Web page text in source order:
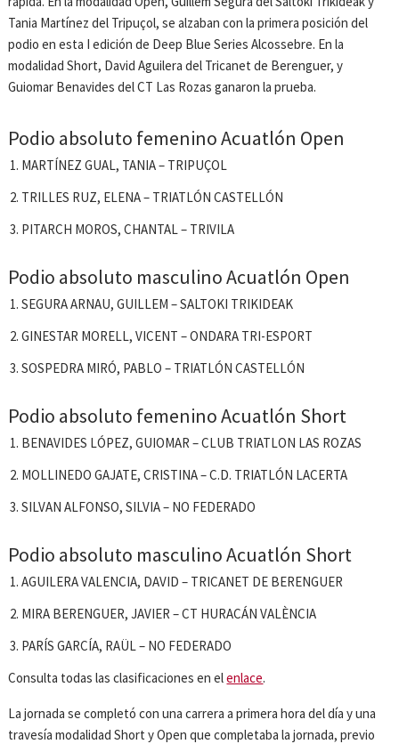
Tania Martínez del Tripuçol, se alzaban con la primera posición del
podio en esta I edición de Deep Blue Series Alcossebre. En la
modalidad Short, David Aguilera del Tricanet de Berenguer, y
Guiomar Benavides del CT Las Rozas ganaron la prueba.
Podio absoluto femenino Acuatlón Open
MARTÍNEZ GUAL, TANIA – TRIPUÇOL
TRILLES RUZ, ELENA – TRIATLÓN CASTELLÓN
PITARCH MOROS, CHANTAL – TRIVILA
Podio absoluto masculino Acuatlón Open
SEGURA ARNAU, GUILLEM – SALTOKI TRIKIDEAK
GINESTAR MORELL, VICENT – ONDARA TRI-ESPORT
SOSPEDRA MIRÓ, PABLO – TRIATLÓN CASTELLÓN
Podio absoluto femenino Acuatlón Short
BENAVIDES LÓPEZ, GUIOMAR – CLUB TRIATLON LAS ROZAS
MOLLINEDO GAJATE, CRISTINA – C.D. TRIATLÓN LACERTA
SILVAN ALFONSO, SILVIA – NO FEDERADO
Podio absoluto masculino Acuatlón Short
AGUILERA VALENCIA, DAVID – TRICANET DE BERENGUER
MIRA BERENGUER, JAVIER – CT HURACÁN VALÈNCIA
PARÍS GARCÍA, RAÜL – NO FEDERADO
Consulta todas las clasificaciones en elenlace.
La jornada se completó con una carrera a primera hora del día y una
travesía modalidad Short y Open que completaba la jornada, previo